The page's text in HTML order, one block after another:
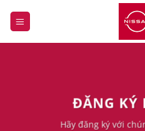
qua
ĐĂNG KÝ
Hãy đăng ký với